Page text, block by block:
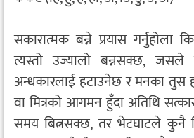
सकारात्मक बन्ने प्रयास
त्यस्तो उज्यालो बन्नसक्छ, जसले
अन्धकारलाई हटाउनेछ र मनका
वा मित्रको आगमन हुँदा अतिथि
समय बित्नसक्छ, तर भेटघाटले कुनै